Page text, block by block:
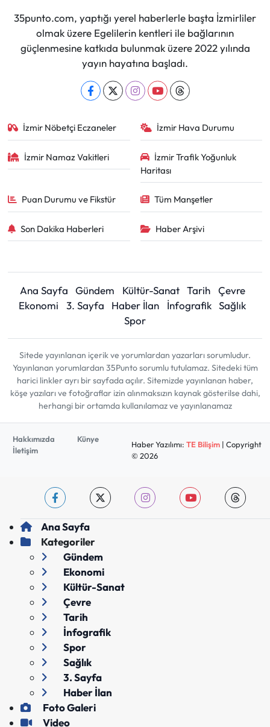
35punto.com, yaptığı yerel haberlerle başta İzmirliler
olmak üzere Egelilerin kentleri ile bağlarının
güçlenmesine katkıda bulunmak üzere 2022 yılında
yayın hayatına başladı.
İzmir Nöbetçi Eczaneler İzmir Hava Durumu
İzmir Namaz Vakitleri
İzmir Trafik Yoğunluk
Haritası
Puan Durumu ve Fikstür Tüm Manşetler
Son Dakika Haberleri Haber Arşivi
Ana Sayfa Gündem Kültür-Sanat Tarih
Çevre
Ekonomi
3. Sayfa Haber İlan İnfografik Sağlık
Spor
Sitede yayınlanan içerik ve yorumlardan yazarları sorumludur.
Yayınlanan yorumlardan 35Punto sorumlu tutulamaz. Sitedeki tüm
harici linkler ayrı bir sayfada açılır. Sitemizde yayınlanan haber,
köşe yazıları ve fotoğraflar izin alınmaksızın kaynak gösterilse dahi,
herhangi bir ortamda kullanılamaz ve yayınlanamaz
Hakkımızda
Künye
İletişim
Haber Yazılımı: TE Bilişim| Copyright
© 2026
Ana Sayfa
Kategoriler
Gündem
Ekonomi
Kültür-Sanat
Çevre
Tarih
İnfografik
Spor
Sağlık
3. Sayfa
Haber İlan
Foto Galeri
Video